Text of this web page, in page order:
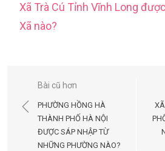
Xã Trà Cú Tỉnh Vĩnh Long
Xã nào?
Điều
hướng
bài
viết
Bài cũ hơn
PHƯỜNG HỒNG HÀ
THÀNH PHỐ HÀ NỘI
ĐƯỢC SÁP NHẬP TỪ
NHỮNG PHƯỜNG NÀO?